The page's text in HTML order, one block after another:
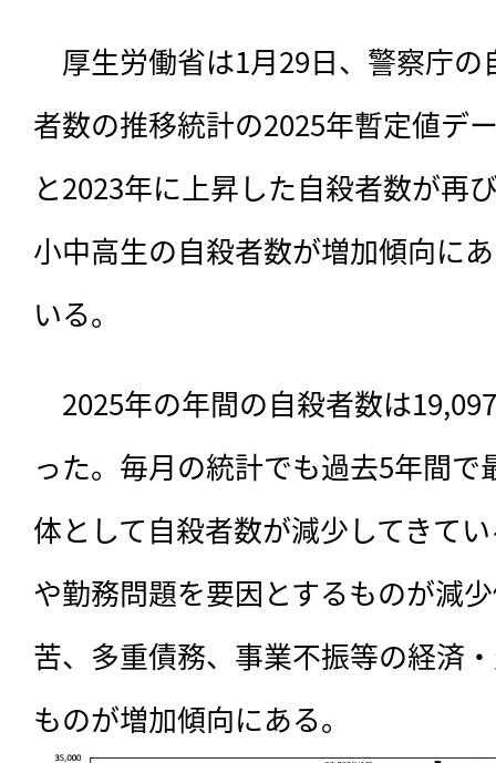
厚生労働省は1月29日、警察庁の
者数の推移統計の2025年暫定値デ
と2023年に上昇した自殺者数が再
小中高生の自殺者数が増加傾向に
いる。
2025年の年間の自殺者数は
った。毎月の統計でも過去5年間
体として自殺者数が減少してきて
や勤務問題を要因とするものが減
苦、多重債務、事業不振等の経済